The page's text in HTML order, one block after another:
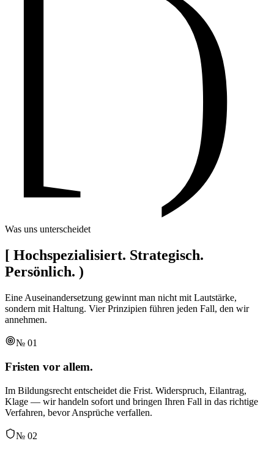
[ )
Was uns unterscheidet
[ Hochspezialisiert. Strategisch.
Persönlich. )
Eine Auseinandersetzung gewinnt man nicht mit Lautstärke,
sondern mit Haltung. Vier Prinzipien führen jeden Fall, den wir
annehmen.
№ 01
Fristen vor allem.
Im Bildungsrecht entscheidet die Frist. Widerspruch, Eilantrag,
Klage — wir handeln sofort und bringen Ihren Fall in das richtige
Verfahren, bevor Ansprüche verfallen.
№ 02